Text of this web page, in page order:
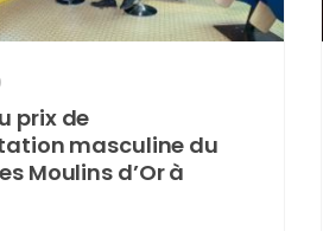
prix de
masculine du
Moulins d’Or à